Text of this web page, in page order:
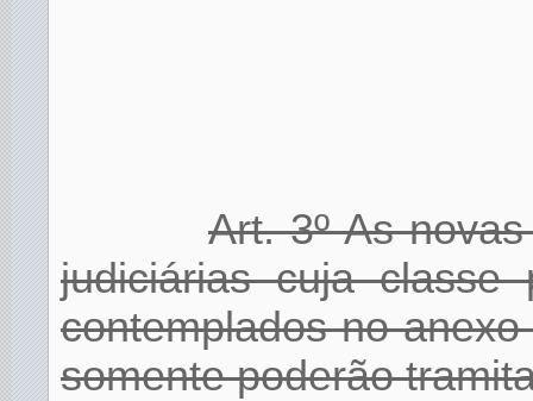
Art. 3º As
judiciárias cuja classe
contemplados no
somente poderão